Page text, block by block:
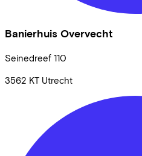
Banierhuis Overvecht
Seinedreef 110
3562 KT Utrecht